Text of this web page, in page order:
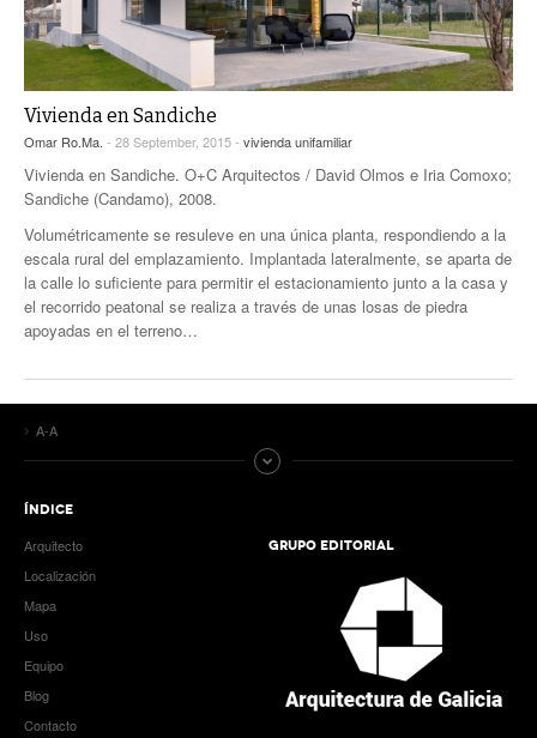
CONTACTO
Vivienda en Sandiche
Omar Ro.Ma. - 28 September, 2015 - vivienda unifamiliar
Vivienda en Sandiche. O+C Arquitectos / David Olmos e Iria Comoxo;
Sandiche (Candamo), 2008.
Volumétricamente se resuleve en una única planta, respondiendo a la
escala rural del emplazamiento. Implantada lateralmente, se aparta de
la calle lo suficiente para permitir el estacionamiento junto a la casa y
el recorrido peatonal se realiza a través de unas losas de piedra
apoyadas en el terreno…
A-A
ÍNDICE
Arquitecto
Localización
Mapa
Uso
Equipo
Blog
Contacto
GRUPO EDITORIAL